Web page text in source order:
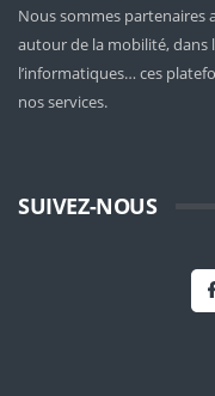
Nous sommes partenaires
autour de la mobilité, dans
l’informatiques… ces
nos services.
SUIVEZ-NOUS